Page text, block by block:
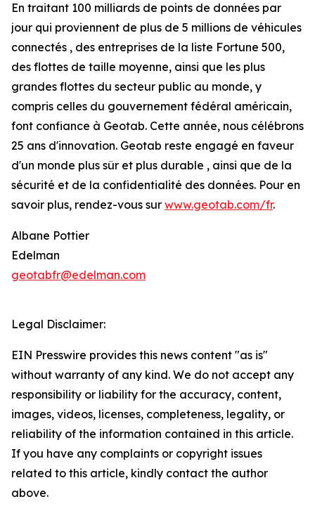
En traitant 100 milliards de points de données par
jour qui proviennent de plus de 5 millions de véhicules
connectés , des entreprises de la liste Fortune 500,
des flottes de taille moyenne, ainsi que les plus
grandes flottes du secteur public au monde, y
compris celles du gouvernement fédéral américain,
font confiance à Geotab. Cette année, nous célébrons
25 ans d'innovation. Geotab reste engagé en faveur
d'un monde plus sûr et plus durable , ainsi que de la
sécurité et de la confidentialité des données. Pour en
savoir plus, rendez-vous sur www.geotab.com/fr.
Albane Pottier
Edelman
geotabfr@edelman.com
Legal Disclaimer:
EIN Presswire provides this news content "as is"
without warranty of any kind. We do not accept any
responsibility or liability for the accuracy, content,
images, videos, licenses, completeness, legality, or
reliability of the information contained in this article.
If you have any complaints or copyright issues
related to this article, kindly contact the author
above.